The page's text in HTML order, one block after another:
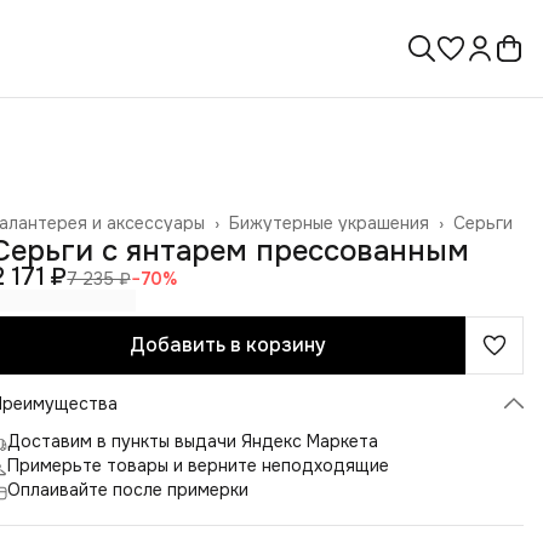
Серьги
Бижутерные украшения ›
и аксессуары ›
› с янтарем прессованным
171 ₽7 235 ₽−70%
Добавить в корзину
Доставим в пункты выдачи Яндекс Маркета
Примерьте товары и верните неподходящие
Оплаивайте после примерки